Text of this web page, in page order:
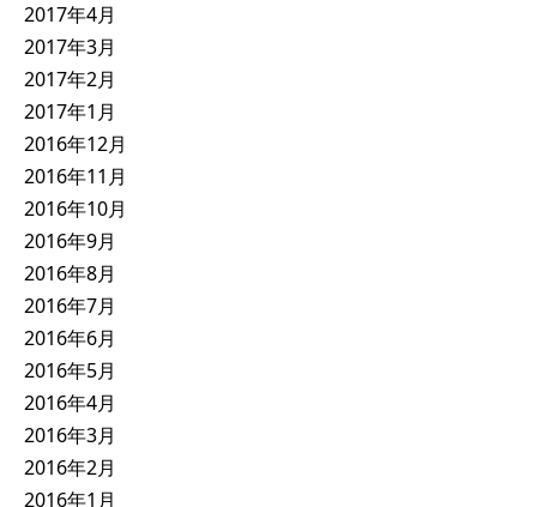
2017年4月
2017年3月
2017年2月
2017年1月
2016年12月
2016年11月
2016年10月
2016年9月
2016年8月
2016年7月
2016年6月
2016年5月
2016年4月
2016年3月
2016年2月
2016年1月